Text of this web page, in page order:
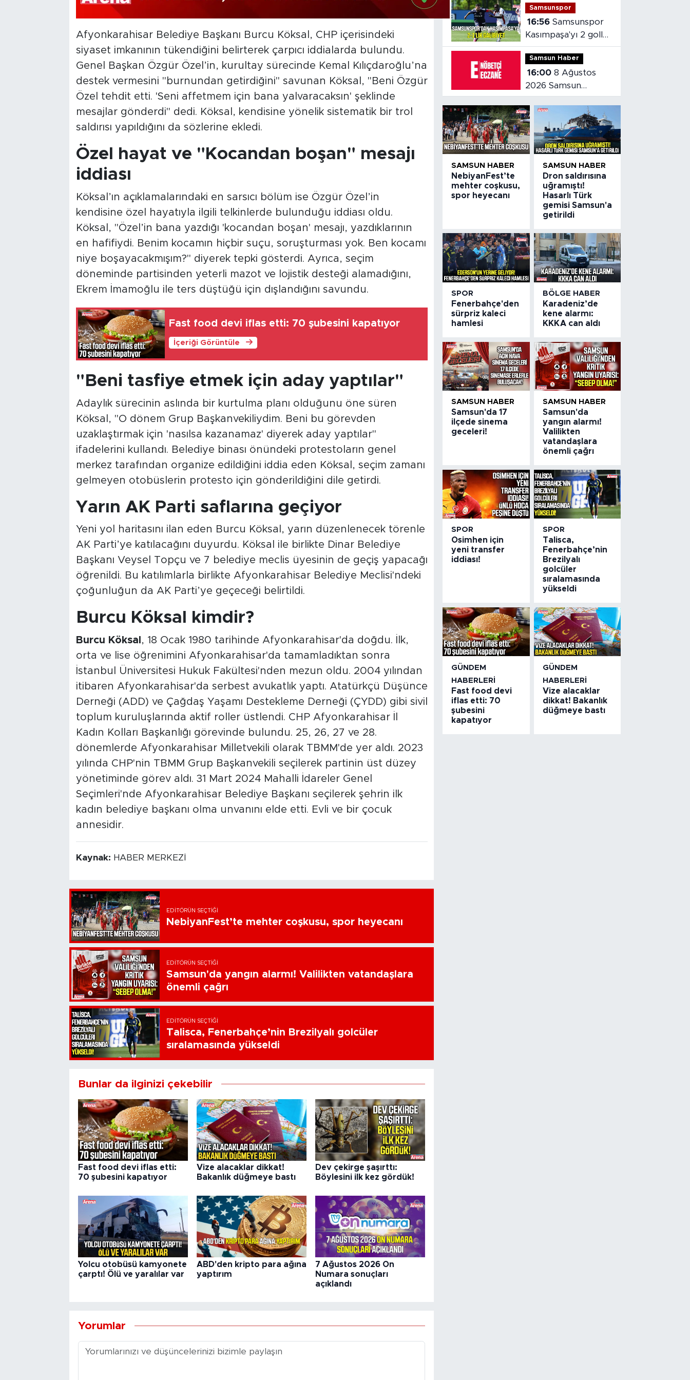
Afyonkarahisar Belediye Başkanı Burcu Köksal, CHP içerisindeki
siyaset imkanının tükendiğini belirterek çarpıcı iddialarda bulundu.
Genel Başkan Özgür Özel’in, kurultay sürecinde Kemal Kılıçdaroğlu’na
destek vermesini "burnundan getirdiğini" savunan Köksal, "Beni Özgür
Özel tehdit etti. 'Seni affetmem için bana yalvaracaksın' şeklinde
mesajlar gönderdi" dedi. Köksal, kendisine yönelik sistematik bir trol
saldırısı yapıldığını da sözlerine ekledi.
Özel hayat ve "Kocandan boşan" mesajı
iddiası
Köksal’ın açıklamalarındaki en sarsıcı bölüm ise Özgür Özel’in
kendisine özel hayatıyla ilgili telkinlerde bulunduğu iddiası oldu.
Köksal, "Özel’in bana yazdığı 'kocandan boşan' mesajı, yazdıklarının
en hafifiydi. Benim kocamın hiçbir suçu, soruşturması yok. Ben kocamı
niye boşayacakmışım?" diyerek tepki gösterdi. Ayrıca, seçim
döneminde partisinden yeterli mazot ve lojistik desteği alamadığını,
Ekrem İmamoğlu ile ters düştüğü için dışlandığını savundu.
Fast food devi iflas etti: 70 şubesini kapatıyor
İçeriği Görüntüle
"Beni tasfiye etmek için aday yaptılar"
Adaylık sürecinin aslında bir kurtulma planı olduğunu öne süren
Köksal, "O dönem Grup Başkanvekiliydim. Beni bu görevden
uzaklaştırmak için 'nasılsa kazanamaz' diyerek aday yaptılar"
ifadelerini kullandı. Belediye binası önündeki protestoların genel
merkez tarafından organize edildiğini iddia eden Köksal, seçim zamanı
gelmeyen otobüslerin protesto için gönderildiğini dile getirdi.
Yarın AK Parti saflarına geçiyor
Yeni yol haritasını ilan eden Burcu Köksal, yarın düzenlenecek törenle
AK Parti’ye katılacağını duyurdu. Köksal ile birlikte Dinar Belediye
Başkanı Veysel Topçu ve 7 belediye meclis üyesinin de geçiş yapacağı
öğrenildi. Bu katılımlarla birlikte Afyonkarahisar Belediye Meclisi'ndeki
çoğunluğun da AK Parti’ye geçeceği belirtildi.
Burcu Köksal kimdir?
Burcu Köksal , 18 Ocak 1980 tarihinde Afyonkarahisar'da doğdu. İlk,
orta ve lise öğrenimini Afyonkarahisar'da tamamladıktan sonra
İstanbul Üniversitesi Hukuk Fakültesi'nden mezun oldu. 2004 yılından
itibaren Afyonkarahisar'da serbest avukatlık yaptı. Atatürkçü Düşünce
Derneği (ADD) ve Çağdaş Yaşamı Destekleme Derneği (ÇYDD) gibi sivil
toplum kuruluşlarında aktif roller üstlendi. CHP Afyonkarahisar İl
Kadın Kolları Başkanlığı görevinde bulundu. 25, 26, 27 ve 28.
dönemlerde Afyonkarahisar Milletvekili olarak TBMM'de yer aldı. 2023
yılında CHP'nin TBMM Grup Başkanvekili seçilerek partinin üst düzey
yönetiminde görev aldı. 31 Mart 2024 Mahalli İdareler Genel
Seçimleri'nde Afyonkarahisar Belediye Başkanı seçilerek şehrin ilk
kadın belediye başkanı olma unvanını elde etti. Evli ve bir çocuk
annesidir.
Kaynak: HABER MERKEZİ
EDITÖRÜN SEÇTIĞI
NebiyanFest’te mehter coşkusu, spor heyecanı
EDITÖRÜN SEÇTIĞI
Samsun'da yangın alarmı! Valilikten vatandaşlara
önemli çağrı
EDITÖRÜN SEÇTIĞI
Talisca, Fenerbahçe’nin Brezilyalı golcüler
sıralamasında yükseldi
Bunlar da ilginizi çekebilir
Fast food devi iflas etti:
70 şubesini kapatıyor
Vize alacaklar dikkat!
Bakanlık düğmeye bastı
Dev çekirge şaşırttı:
Böylesini ilk kez gördük!
Yolcu otobüsü kamyonete
çarptı! Ölü ve yaralılar var
ABD'den kripto para ağına
yaptırım
7 Ağustos 2026 On
Numara sonuçları
açıklandı
Yorumlar
Samsunspor
16:56 Samsunspor
Kasımpaşa'yı 2 golle
mağlup etti
Samsun Haber
16:00 8 Ağustos
2026 Samsun
nöbetçi eczaneler
SAMSUN HABER
NebiyanFest’te
mehter coşkusu,
spor heyecanı
SAMSUN HABER
Dron saldırısına
uğramıştı!
Hasarlı Türk
gemisi Samsun'a
getirildi
SPOR
Fenerbahçe'den
sürpriz kaleci
hamlesi
BÖLGE HABER
Karadeniz’de
kene alarmı:
KKKA can aldı
SAMSUN HABER
Samsun'da 17
ilçede sinema
geceleri!
SAMSUN HABER
Samsun'da
yangın alarmı!
Valilikten
vatandaşlara
önemli çağrı
SPOR
Osimhen için
yeni transfer
iddiası!
SPOR
Talisca,
Fenerbahçe’nin
Brezilyalı
golcüler
sıralamasında
yükseldi
GÜNDEM
HABERLERI
Fast food devi
iflas etti: 70
şubesini
kapatıyor
GÜNDEM
HABERLERI
Vize alacaklar
dikkat! Bakanlık
düğmeye bastı